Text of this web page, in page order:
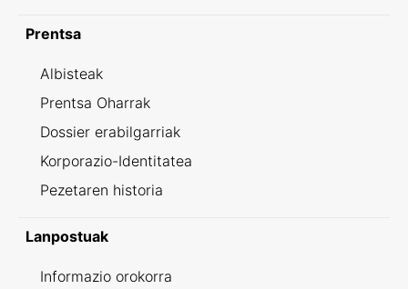
Prentsa
Albisteak
Prentsa Oharrak
Dossier erabilgarriak
Korporazio-Identitatea
Pezetaren historia
Lanpostuak
Informazio orokorra